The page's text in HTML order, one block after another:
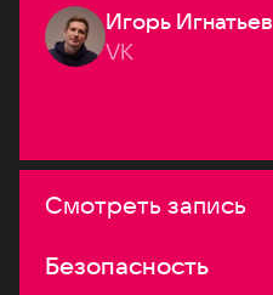
Игорь Игнатьев
VK
Смотреть запись
Безопасность